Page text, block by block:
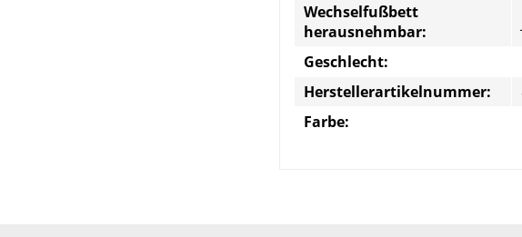
Wechselfußbett
herausnehmbar:
Geschlecht:
Herstellerartikelnummer:
Farbe: